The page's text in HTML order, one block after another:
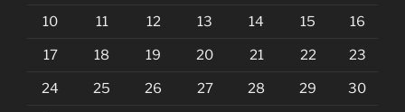
10 11 12 13 14 15 16
17 18 19 20 21 22 23
24 25 26 27 28 29 30